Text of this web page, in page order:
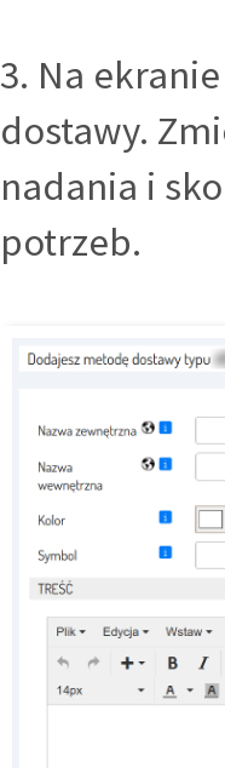
3. Na
dostawy.
nadania i
potrzeb.